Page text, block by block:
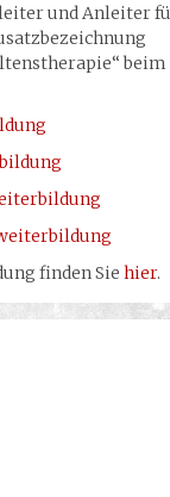
und Anleiter
beim
finden Siehier.